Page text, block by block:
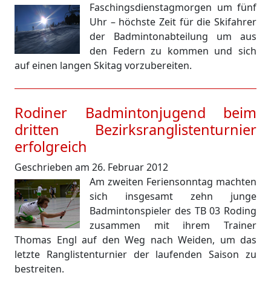
Faschingsdienstagmorgen um fünf
Uhr – höchste Zeit für die Skifahrer
der Badmintonabteilung um aus
den Federn zu kommen und sich
auf einen langen Skitag vorzubereiten.
Rodiner Badmintonjugend beim
dritten Bezirksranglistenturnier
erfolgreich
Geschrieben am 26. Februar 2012
Am zweiten Feriensonntag machten
sich insgesamt zehn junge
Badmintonspieler des TB 03 Roding
zusammen mit ihrem Trainer
Thomas Engl auf den Weg nach Weiden, um das
letzte Ranglistenturnier der laufenden Saison zu
bestreiten.